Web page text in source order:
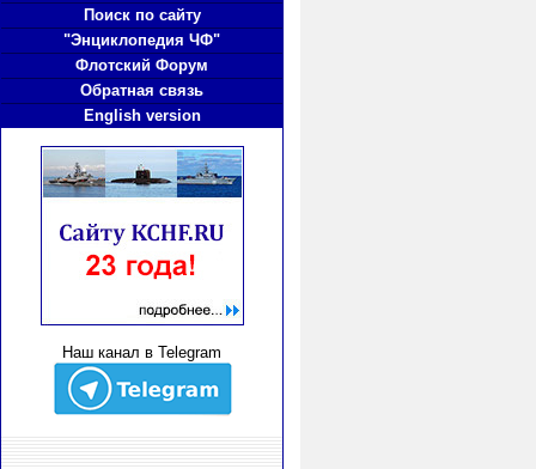
Поиск по сайту
"Энциклопедия ЧФ"
Флотский Форум
Обратная связь
English version
Наш канал в Telegram